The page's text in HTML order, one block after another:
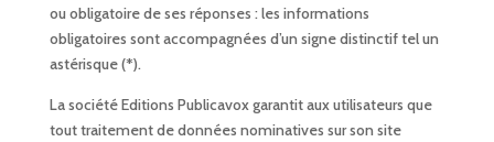
ou obligatoire de ses réponses : les informations
obligatoires sont accompagnées d’un signe distinctif tel un
astérisque (*).
La société Editions Publicavox garantit aux utilisateurs que
tout traitement de données nominatives sur son site